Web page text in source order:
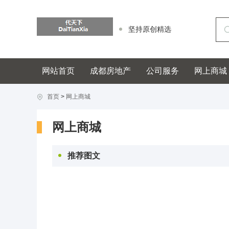
坚持原创精选
网站首页 成都房地产 公司服务 网上商城
首页 > 网上商城
网上商城
推荐图文